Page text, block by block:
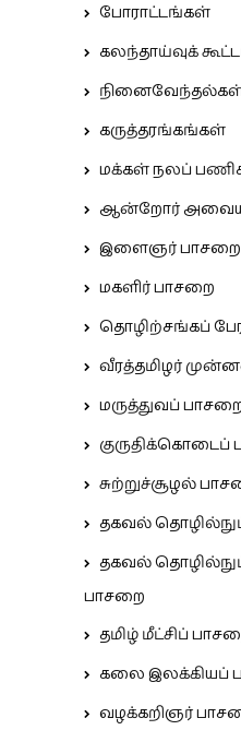
போராட்டங்கள்
கலந்தாய்வுக்
கருத்தரங்கங்கள்
மக்கள் நலப்
ஆன்றோர்
இளைஞர் பாசறை
மகளிர் பாசறை
தொழிற்சங்கப்
வீரத்தமிழர்
மருத்துவப்
குருதிக்கொடைப்
சுற்றுச்சூழல்
தகவல்
தகவல்
பாசறை
தமிழ் மீட்சிப்
கலை இலக்கியப்
வழக்கறிஞர்